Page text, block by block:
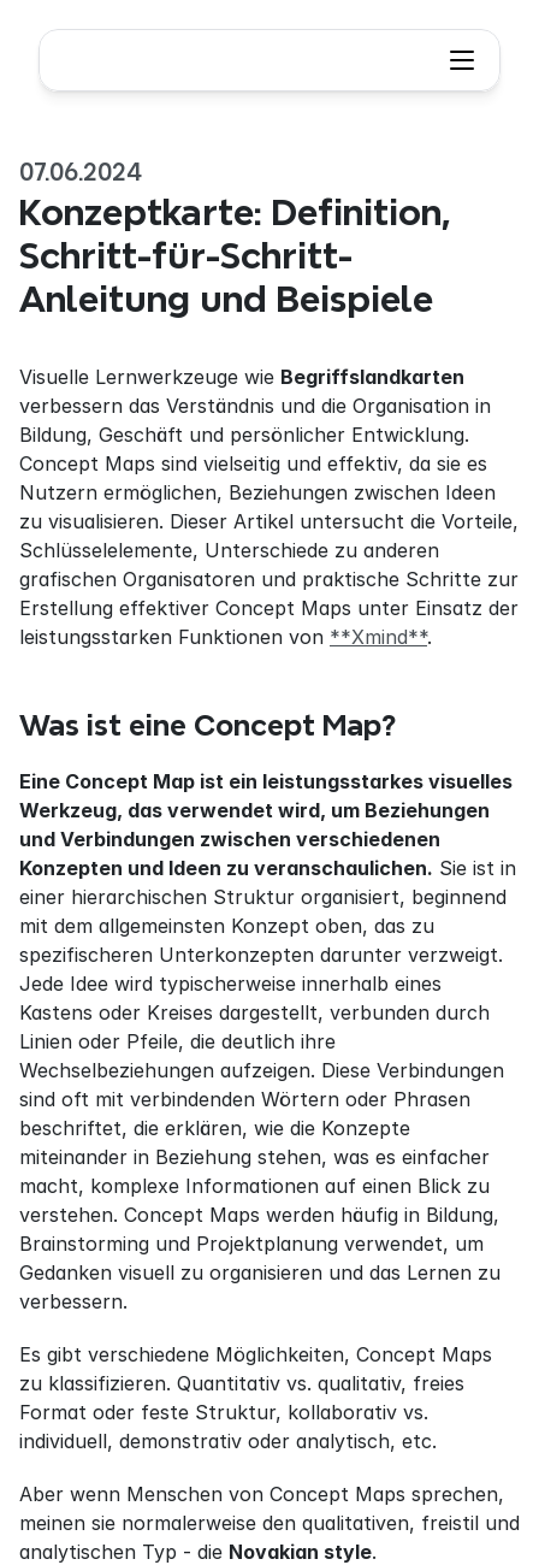
07.06.2024
Konzeptkarte: Definition,
Schritt-für-Schritt-
Anleitung und Beispiele
Visuelle Lernwerkzeuge wie Begriffslandkarten
verbessern das Verständnis und die Organisation in
Bildung, Geschäft und persönlicher Entwicklung.
Concept Maps sind vielseitig und effektiv, da sie es
Nutzern ermöglichen, Beziehungen zwischen Ideen
zu visualisieren. Dieser Artikel untersucht die Vorteile,
Schlüsselelemente, Unterschiede zu anderen
grafischen Organisatoren und praktische Schritte zur
Erstellung effektiver Concept Maps unter Einsatz der
leistungsstarken Funktionen von **Xmind**.
Was ist eine Concept Map?
Eine Concept Map ist ein leistungsstarkes visuelles
Werkzeug, das verwendet wird, um Beziehungen
und Verbindungen zwischen verschiedenen
Konzepten und Ideen zu veranschaulichen. Sie ist in
einer hierarchischen Struktur organisiert, beginnend
mit dem allgemeinsten Konzept oben, das zu
spezifischeren Unterkonzepten darunter verzweigt.
Jede Idee wird typischerweise innerhalb eines
Kastens oder Kreises dargestellt, verbunden durch
Linien oder Pfeile, die deutlich ihre
Wechselbeziehungen aufzeigen. Diese Verbindungen
sind oft mit verbindenden Wörtern oder Phrasen
beschriftet, die erklären, wie die Konzepte
miteinander in Beziehung stehen, was es einfacher
macht, komplexe Informationen auf einen Blick zu
verstehen. Concept Maps werden häufig in Bildung,
Brainstorming und Projektplanung verwendet, um
Gedanken visuell zu organisieren und das Lernen zu
verbessern.
Es gibt verschiedene Möglichkeiten, Concept Maps
zu klassifizieren. Quantitativ vs. qualitativ, freies
Format oder feste Struktur, kollaborativ vs.
individuell, demonstrativ oder analytisch, etc.
Aber wenn Menschen von Concept Maps sprechen,
meinen sie normalerweise den qualitativen, freistil und
analytischen Typ - die Novakian style.